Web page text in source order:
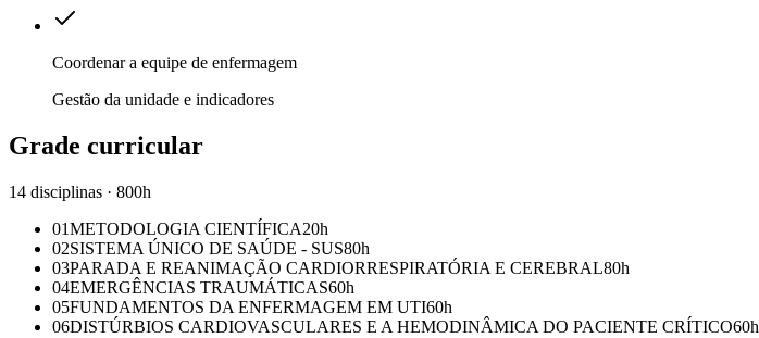
Coordenar a equipe de enfermagem
Gestão da unidade e indicadores
Grade curricular
14 disciplinas · 800h
01METODOLOGIA CIENTÍFICA20h
02SISTEMA ÚNICO DE SAÚDE - SUS80h
03PARADA E REANIMAÇÃO CARDIORRESPIRATÓRIA E CEREBRAL80h
04EMERGÊNCIAS TRAUMÁTICAS60h
05FUNDAMENTOS DA ENFERMAGEM EM UTI60h
06DISTÚRBIOS CARDIOVASCULARES E A HEMODINÂMICA DO PACIENTE CRÍTICO60h